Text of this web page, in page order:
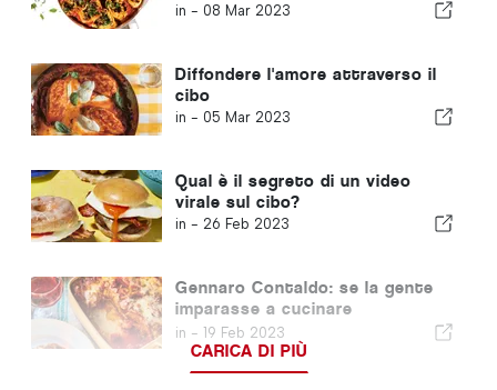
in - 08 Mar 2023
Diffondere l'amore attraverso il
cibo
in - 05 Mar 2023
Qual è il segreto di un video
virale sul cibo?
in - 26 Feb 2023
Gennaro Contaldo: se la gente
imparasse a cucinare
risparmierebbe tanto denaro
in - 19 Feb 2023
CARICA DI PIÙ